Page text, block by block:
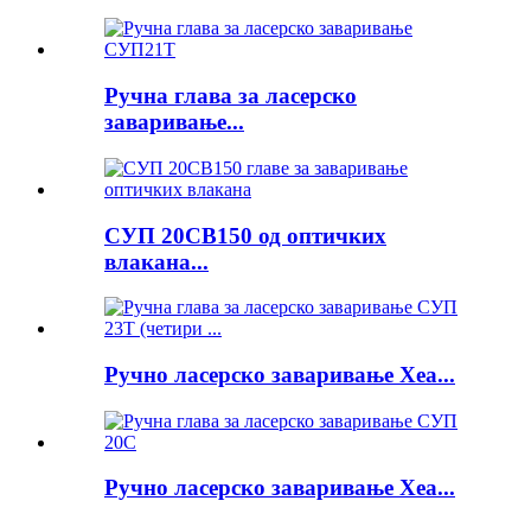
Ручна глава за ласерско
заваривање...
СУП 20СВ150 од оптичких
влакана...
Ручно ласерско заваривање Хеа...
Ручно ласерско заваривање Хеа...